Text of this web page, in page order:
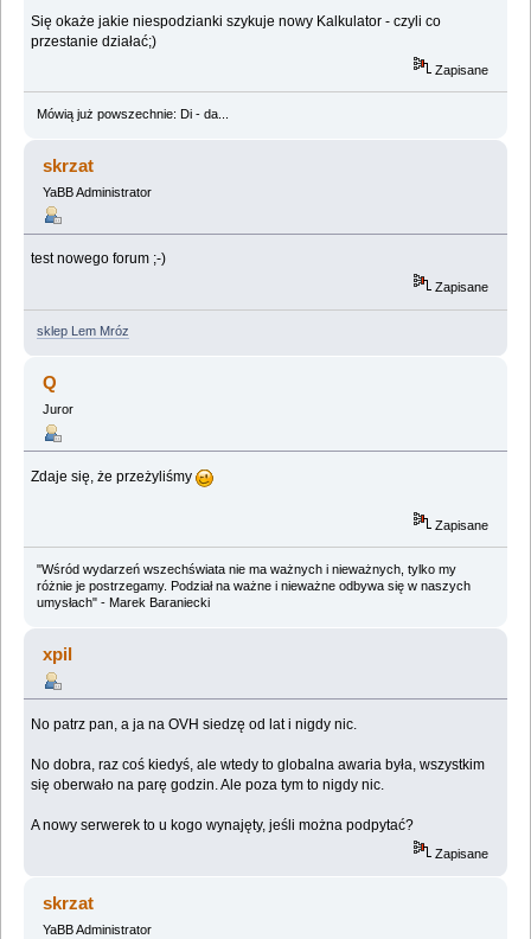
Się okaże jakie niespodzianki szykuje nowy Kalkulator - czyli co
przestanie działać;)
Zapisane
Mówią już powszechnie: Di - da...
skrzat
YaBB Administrator
test nowego forum ;-)
Zapisane
sklep Lem Mróz
Q
Juror
Zdaje się, że przeżyliśmy
Zapisane
"Wśród wydarzeń wszechświata nie ma ważnych i nieważnych, tylko my
różnie je postrzegamy. Podział na ważne i nieważne odbywa się w naszych
umysłach" - Marek Baraniecki
xpil
No patrz pan, a ja na OVH siedzę od lat i nigdy nic.
No dobra, raz coś kiedyś, ale wtedy to globalna awaria była, wszystkim
się oberwało na parę godzin. Ale poza tym to nigdy nic.
A nowy serwerek to u kogo wynajęty, jeśli można podpytać?
Zapisane
skrzat
YaBB Administrator